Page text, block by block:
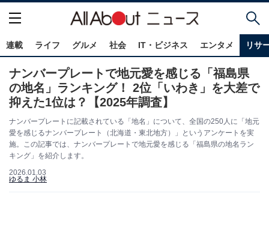
連載 ライフ グルメ 社会 IT・ビジネス エンタメ リサ
ナンバープレートで地元愛を感じる「福島県
の地名」ランキング！ 2位「いわき」を大差で
抑えた1位は？【2025年調査】
ナンバープレートに記載されている「地名」について、全国の250人に「地元
愛を感じるナンバープレート（北海道・東北地方）」というアンケートを実
施。この記事では、ナンバープレートで地元愛を感じる「福島県の地名ラン
キング」を紹介します。
2026.01.03
ゆるま 小林